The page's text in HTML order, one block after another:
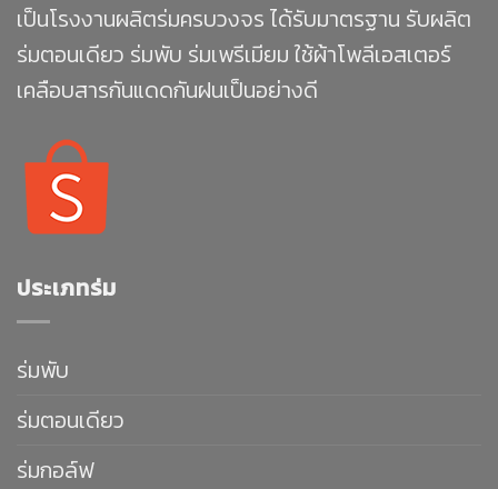
เป็นโรงงานผลิตร่มครบวงจร ได้รับมาตรฐาน รับผลิต
ร่มตอนเดียว ร่มพับ ร่มเพรีเมียม ใช้ผ้าโพลีเอสเตอร์
เคลือบสารกันแดดกันฝนเป็นอย่างดี
ประเภทร่ม
ร่มพับ
ร่มตอนเดียว
ร่มกอล์ฟ